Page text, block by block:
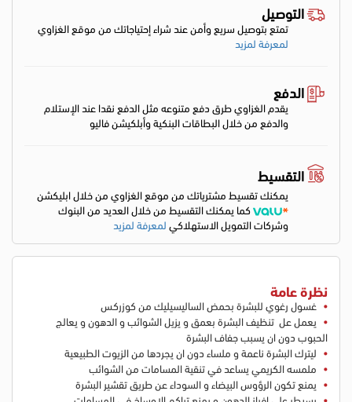
التوصيل
تمتع بتوصيل سريع وأمن عند شراء إحتياجاتك من موقع الغزاوي
لمعرفة لمزيد
الدفع
يقدم الغزاوي طرق دفع متنوعه مثل الدفع نقدا عند الإستلام
والدفع من خلال البطاقات البنكية وأبلكيشن فاليو
التقسيط
يمكنك تقسيط مشترياتك من موقع الغزاوي من خلال ابليكشن
كما يمكنك التقسيط من خلال العديد من البنوك
وشركات التمويل الاستهلاكيلمعرفة لمزيد
نظرة عامة
غسول رغوي للبشرة بحمض الساليسيليك من كوزركس
يعمل عل تنظيف البشرة بعمق و يزيل الشوائب و الدهون و يعالج
الحبوب دون ان يسبب جفاف البشرة
ليترك البشرة ناعمة و ملساء دون ان يجردها من الزيوت الطبيعية
ملمسه الكريمي يساعد في تنقية المسامات من الشوائب
يمنع تكون الرؤوس البيضاء و السوداء عن طريق تقشير البشرة